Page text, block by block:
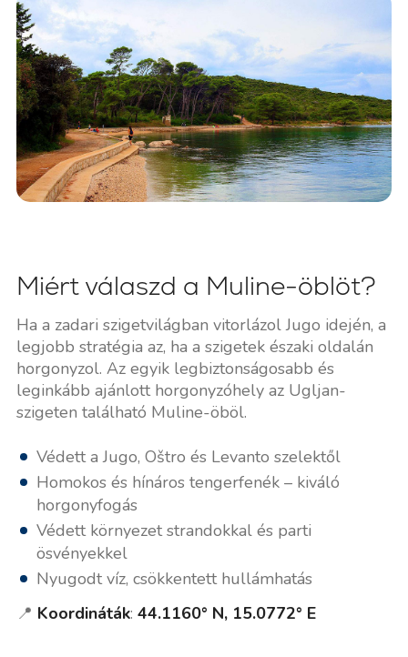
Miért válaszd a Muline-öblöt?
Ha a zadari szigetvilágban vitorlázol Jugo idején, a
legjobb stratégia az, ha a szigetek északi oldalán
horgonyzol. Az egyik legbiztonságosabb és
leginkább ajánlott horgonyzóhely az Ugljan-
szigeten található Muline-öböl.
Védett a Jugo, Oštro és Levanto szelektől
Homokos és hínáros tengerfenék – kiváló
horgonyfogás
Védett környezet strandokkal és parti
ösvényekkel
Nyugodt víz, csökkentett hullámhatás
📍 Koordináták: 44.1160° N, 15.0772° E